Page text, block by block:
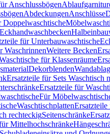
Anschlussbögen
AbdeckungenAnschlüsse
Doppelwaschtische
Eckhandwaschbecken
für Unterbauwaschtische
WaschrinnenWeitere Becken
für Klassenräume
Dekorblenden
Ersatzteile für Sets Waschtisch
Ersatzteile für
Für
WaschtischplattenErsatzteile
rechteckigSeitenschränke
Mittelhochschränke